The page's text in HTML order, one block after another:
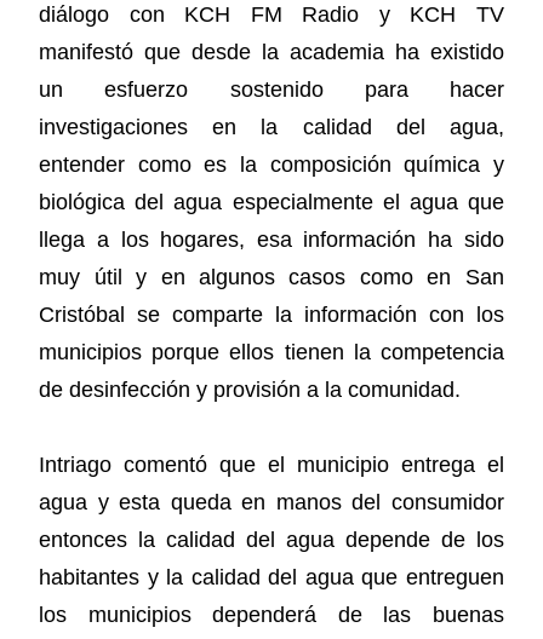
diálogo con KCH FM Radio y KCH TV
manifestó que desde la academia ha existido
un esfuerzo sostenido para hacer
investigaciones en la calidad del agua,
entender como es la composición química y
biológica del agua especialmente el agua que
llega a los hogares, esa información ha sido
muy útil y en algunos casos como en San
Cristóbal se comparte la información con los
municipios porque ellos tienen la competencia
de desinfección y provisión a la comunidad.
Intriago comentó que el municipio entrega el
agua y esta queda en manos del consumidor
entonces la calidad del agua depende de los
habitantes y la calidad del agua que entreguen
los municipios dependerá de las buenas